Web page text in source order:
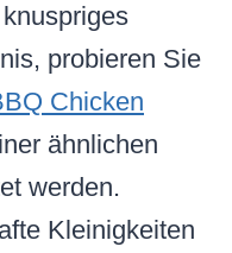
probieren Sie
Chicken
ähnlichen
werden.
Kleinigkeiten